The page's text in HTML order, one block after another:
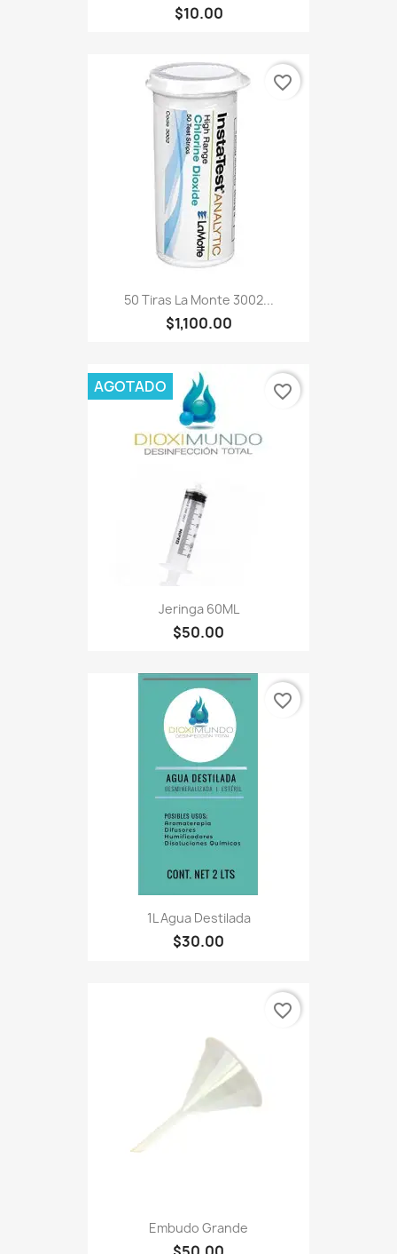
$10.00
50 Tiras La Monte 3002...
$1,100.00
favorite_border
Jeringa 60ML
$50.00
AGOTADO favorite_border
1L Agua Destilada
$30.00
favorite_border
Embudo Grande
favorite_border